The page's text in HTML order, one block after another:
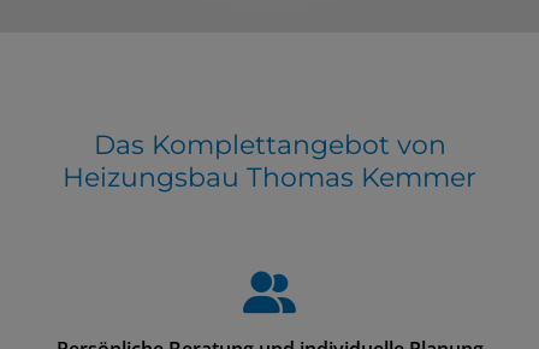
Das Komplettangebot von
Heizungsbau Thomas Kemmer